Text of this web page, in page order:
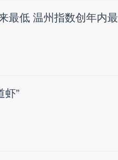
最低 温州指数创年内最
虾”